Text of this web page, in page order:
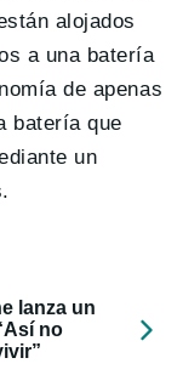
alojados
a una batería
de apenas
batería que
un
lanza un
no